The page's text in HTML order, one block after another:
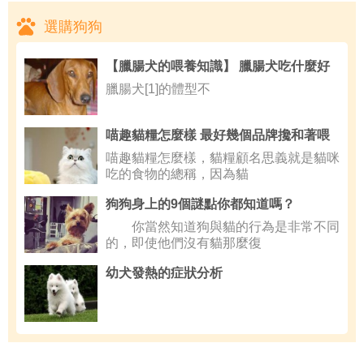
選購狗狗
【臘腸犬的喂養知識】 臘腸犬吃什麼好
臘腸犬[1]的體型不
喵趣貓糧怎麼樣 最好幾個品牌攙和著喂
喵趣貓糧怎麼樣，貓糧顧名思義就是貓咪
吃的食物的總稱，因為貓
狗狗身上的9個謎點你都知道嗎？
你當然知道狗與貓的行為是非常不同
的，即使他們沒有貓那麼復
幼犬發熱的症狀分析